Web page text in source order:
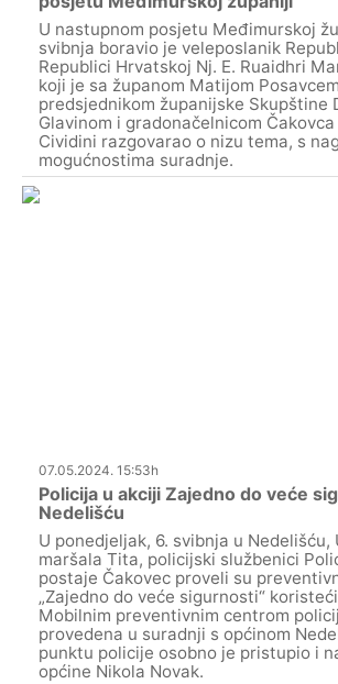
U nastupnom posjetu Međimurskoj
svibnja boravio je veleposlanik
Republici Hrvatskoj Nj. E. Ruaidhri
koji je sa županom Matijom
predsjednikom županijske Skupštine
Glavinom i gradonačelnicom
Cividini razgovarao o nizu tema, s
mogućnostima suradnje.
07.05.2024. 15:53h
Policija u akciji Zajedno do veće
Nedelišću
U ponedjeljak, 6. svibnja u Nedelišću,
maršala Tita, policijski službenici
postaje Čakovec proveli su
„Zajedno do veće sigurnosti“
Mobilnim preventivnim centrom
provedena u suradnji s općinom
punktu policije osobno je pristupio i
općine Nikola Novak.